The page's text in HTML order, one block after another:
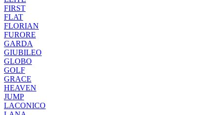
FIRST
FLAT
FLORIAN
FURORE
GARDA
GIUBILEO
GLOBO
GOLF
GRACE
HEAVEN
JUMP
LACONICO